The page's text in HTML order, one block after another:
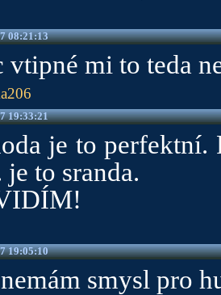
08:21:13
vtipné mi to teda
19:33:21
je to perfektní.
je to sranda.
19:05:10
smysl pro